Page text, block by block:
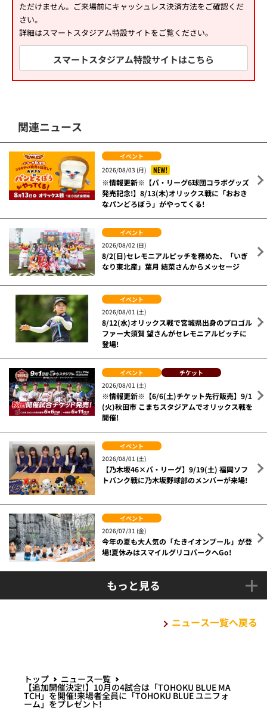
ただけません。ご来場前にキャッシュレス決済方法をご確認くだ
さい。
詳細はスマートスタジアム特設サイトをご覧ください。
スマートスタジアム特設サイトはこちら
関連ニュース
イベント
2026/08/03 (月)
NEW!
※情報更新※【パ・リーグ6球団コラボグッズ
発売記念!】8/13(木)オリックス戦に「おおき
なパンどろぼう」がやってくる!
イベント
2026/08/02 (日)
8/2(日)セレモニアルピッチを務めた、「いぎ
なり東北産」葉月 結菜さんからメッセージ
イベント
2026/08/01 (土)
8/12(水)オリックス戦で宮城県出身のプロゴル
ファー大須賀 望さんがセレモニアルピッチに
登場!
イベント
チケット
2026/08/01 (土)
※情報更新※【6/6(土)チケット先行販売】9/1
(火)秋田市 こまちスタジアムでオリックス戦を
開催!
イベント
2026/08/01 (土)
【乃木坂46×パ・リーグ】9/19(土) 福岡ソフ
トバンク戦に乃木坂野球部のメンバーが来場!
イベント
2026/07/31 (金)
今年の夏も大人気の「たきイオンプール」が登
場!夏休みはスマイルグリコパークへGo!
もっと見る
ニュース一覧へ戻る
トップ ニュース一覧
【追加開催決定!】10月の4試合は「TOHOKU BLUE MA
TCH」を開催!来場者全員に「TOHOKU BLUE ユニフォ
ーム」をプレゼント!